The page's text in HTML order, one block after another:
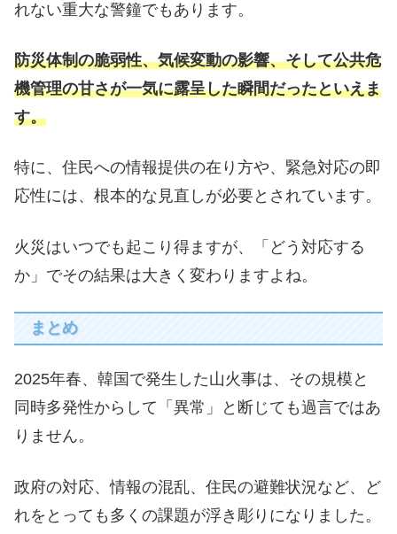
れない重大な警鐘でもあります。
防災体制の脆弱性、気候変動の影響、そして公共危
機管理の甘さが一気に露呈した瞬間だったといえま
す。
特に、住民への情報提供の在り方や、緊急対応の即
応性には、根本的な見直しが必要とされています。
火災はいつでも起こり得ますが、「どう対応する
か」でその結果は大きく変わりますよね。
まとめ
2025年春、韓国で発生した山火事は、その規模と
同時多発性からして「異常」と断じても過言ではあ
りません。
政府の対応、情報の混乱、住民の避難状況など、ど
れをとっても多くの課題が浮き彫りになりました。